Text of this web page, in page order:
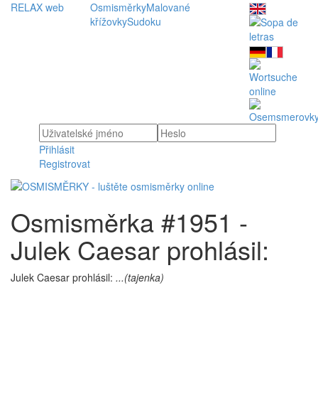
RELAX web OsmisměrkyMalované
křížovkySudoku
Přihlásit
Registrovat
Osmisměrka #1951 -
Julek Caesar prohlásil:
Julek Caesar prohlásil: ...(tajenka)